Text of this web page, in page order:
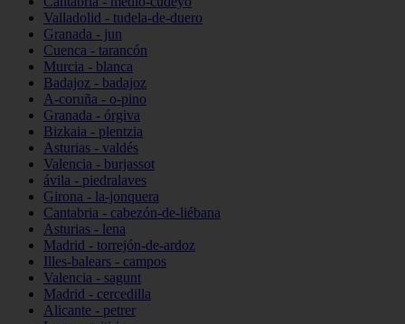
Valladolid - tudela-de-duero
Granada - jun
Cuenca - tarancón
Murcia - blanca
Badajoz - badajoz
A-coruña - o-pino
Granada - órgiva
Bizkaia - plentzia
Asturias - valdés
Valencia - burjassot
ávila - piedralaves
Girona - la-jonquera
Cantabria - cabezón-de-liébana
Asturias - lena
Madrid - torrejón-de-ardoz
Illes-balears - campos
Valencia - sagunt
Madrid - cercedilla
Alicante - petrer